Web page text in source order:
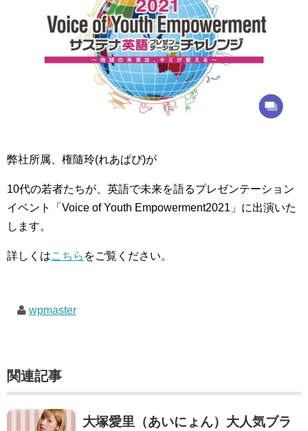
弊社所属、権隨玲(れあぱぴ)が
10代の若者たちが、英語で未来を語るプレゼンテーション
イベント「Voice of Youth Empowerment2021」に出演いた
します。
詳しくはこちら をご覧ください。
wpmaster
関連記事
大塚愛里（あいにょん）大人気ブラ